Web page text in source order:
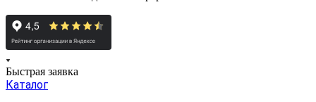
Быстрая заявка
Каталог